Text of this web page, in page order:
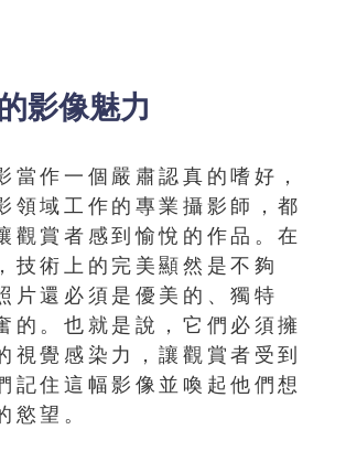
影像魅力
當作一個嚴肅認真的嗜好，
領域工作的專業攝影師，都
觀賞者感到愉悅的作品。在
技術上的完美顯然是不夠
片還必須是優美的、獨特
的。也就是說，它們必須擁
視覺感染力，讓觀賞者受到
記住這幅影像並喚起他們想
慾望。